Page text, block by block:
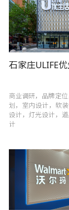
石家庄ULIFE
商业调研，品牌定
划，室内设计，软
设计，灯光设计，
计